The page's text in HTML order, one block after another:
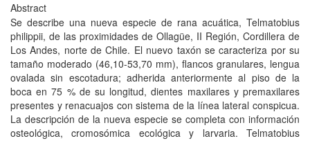
Abstract
Se describe una nueva especie de rana acuática, Telmatobius
philippii, de las proximidades de Ollagüe, II Región, Cordillera de
Los Andes, norte de Chile. El nuevo taxón se caracteriza por su
tamaño moderado (46,10-53,70 mm), flancos granulares, lengua
ovalada sin escotadura; adherida anteriormente al piso de la
boca en 75 % de su longitud, dientes maxilares y premaxilares
presentes y renacuajos con sistema de la línea lateral conspicua.
La descripción de la nueva especie se completa con información
osteológica, cromosómica ecológica y larvaria. Telmatobius